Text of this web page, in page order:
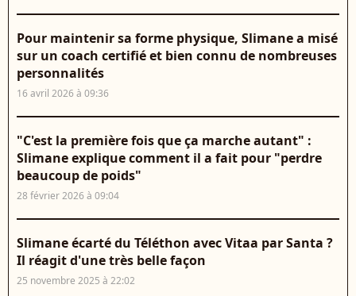
Pour maintenir sa forme physique, Slimane a misé
sur un coach certifié et bien connu de nombreuses
personnalités
16 avril 2026 à 09:36
"C'est la première fois que ça marche autant" :
Slimane explique comment il a fait pour "perdre
beaucoup de poids"
28 février 2026 à 09:04
Slimane écarté du Téléthon avec Vitaa par Santa ?
Il réagit d'une très belle façon
25 novembre 2025 à 22:02